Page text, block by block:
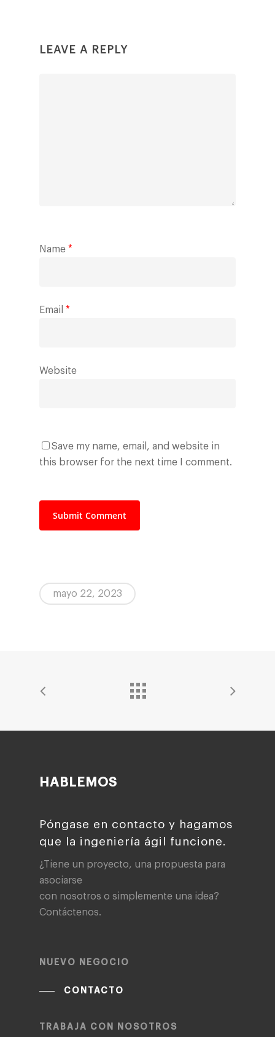
LEAVE A REPLY
Name *
Email *
Website
Save my name, email, and website in
this browser for the next time I comment.
mayo 22, 2023
HABLEMOS
Póngase en contacto y hagamos
que la ingeniería ágil funcione.
¿Tiene un proyecto, una propuesta para
asociarse
con nosotros o simplemente una idea?
Contáctenos.
NUEVO NEGOCIO
CONTACTO
TRABAJA CON NOSOTROS